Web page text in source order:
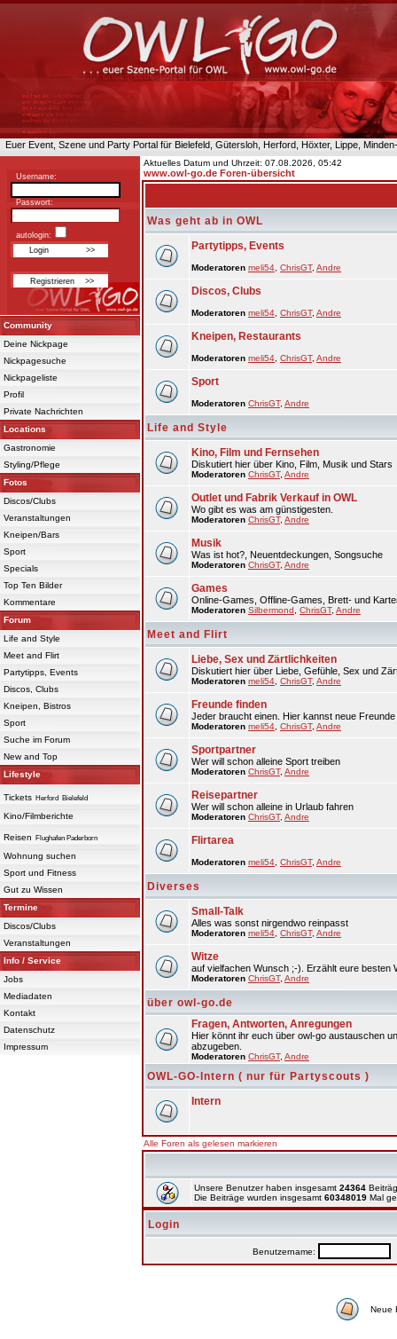
Euer Event, Szene und Party Portal für Bielefeld, Gütersloh, Herford, Höxter, Lippe,
Username:
Passwort:
autologin:
Community
Deine Nickpage
Nickpagesuche
Nickpageliste
Profil
Private Nachrichten
Locations
Gastronomie
Styling/Pflege
Fotos
Discos/Clubs
Veranstaltungen
Kneipen/Bars
Sport
Specials
Top Ten Bilder
Kommentare
Forum
Life and Style
Meet and Flirt
Partytipps, Events
Discos, Clubs
Kneipen, Bistros
Sport
Suche im Forum
New and Top
Lifestyle
Tickets Herford Bielefeld
Kino/Filmberichte
Reisen Flughafen Paderborn
Wohnung suchen
Sport und Fitness
Gut zu Wissen
Termine
Discos/Clubs
Veranstaltungen
Info / Service
Jobs
Mediadaten
Kontakt
Datenschutz
Impressum
Aktuelles Datum und Uhrzeit: 07.08.2026, 05:42
www.owl-go.de Foren-übersicht
Was geht ab in OWL
Partytipps, Events
Moderatoren meli54 ChrisGT, Andre
Discos, Clubs
Moderatoren meli54 ChrisGT, Andre
Kneipen, Restaurants
Moderatoren meli54 ChrisGT, Andre
Sport
Moderatoren ChrisGT, Andre
Life and Style
Kino, Film und Fernsehen
Diskutiert hier über Kino, Film, Musik und Stars
Moderatoren ChrisGT, Andre
Outlet und Fabrik Verkauf in OWL
Wo gibt es was am günstigesten.
Moderatoren ChrisGT, Andre
Musik
Was ist hot?, Neuentdeckungen, Songsuche
Moderatoren ChrisGT, Andre
Games
Online-Games, Offline-Games, Brett- und
Moderatoren Silbermond ChrisGT, Andre
Meet and Flirt
Liebe, Sex und Zärtlichkeiten
Diskutiert hier über Liebe, Gefühle, Sex und
Moderatoren meli54 ChrisGT, Andre
Freunde finden
Jeder braucht einen. Hier kannst neue Freunde
Moderatoren meli54 ChrisGT, Andre
Sportpartner
Wer will schon alleine Sport treiben
Moderatoren ChrisGT, Andre
Reisepartner
Wer will schon alleine in Urlaub fahren
Moderatoren ChrisGT, Andre
Flirtarea
Moderatoren meli54 ChrisGT, Andre
Diverses
Small-Talk
Alles was sonst nirgendwo reinpasst
Moderatoren meli54 ChrisGT, Andre
Witze
auf vielfachen Wunsch ;-). Erzählt eure besten
Moderatoren ChrisGT, Andre
über owl-go.de
Fragen, Antworten, Anregungen
Hier könnt ihr euch über owl-go austauschen
abzugeben.
Moderatoren ChrisGT, Andre
OWL-GO-Intern ( nur für Partyscouts )
Intern
Alle Foren als gelesen markieren
Unsere Benutzer haben insgesamt 24364
Die Beiträge wurden insgesamt 60348019 Mal
Login
Benutzername:
Neue